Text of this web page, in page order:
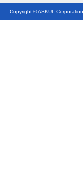
Copyright © ASKUL